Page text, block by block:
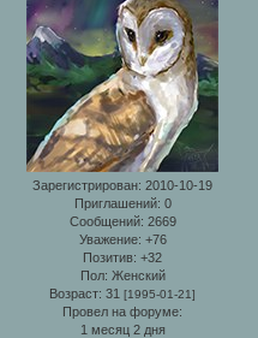
Зарегистрирован: 2010-10-19
Приглашений: 0
Сообщений: 2669
Уважение: +76
Позитив: +32
Пол: Женский
Возраст: 31[1995-01-21]
Провел на форуме:
1 месяц 2 дня